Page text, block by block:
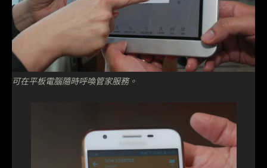
可在平板電腦隨時呼喚管家服務。